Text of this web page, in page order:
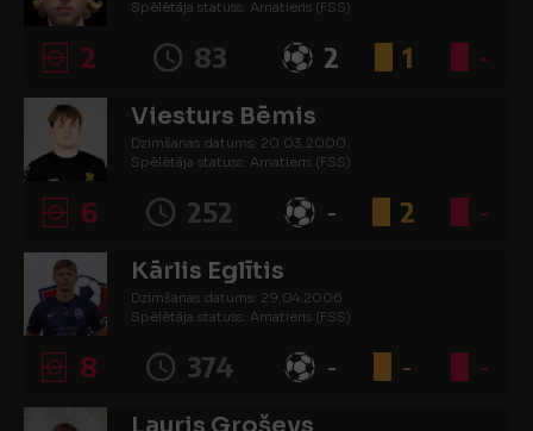
Spēlētāja statuss: Amatieris (FSS)
2 83 2 1 -
Viesturs Bēmis
Dzimšanas datums: 20.03.2000.
Spēlētāja statuss: Amatieris (FSS)
6 252 - 2 -
Kārlis Eglītis
Dzimšanas datums: 29.04.2006.
Spēlētāja statuss: Amatieris (FSS)
8 374 - - -